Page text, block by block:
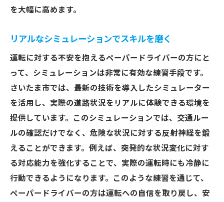
を大幅に高めます。
リアルなシミュレーションでスキルを磨く
運転に対する不安を抱えるペーパードライバーの方にと
って、シミュレーションは非常に有効な練習手段です。
さいたま市では、最新の技術を導入したシミュレーター
を活用し、実際の道路状況をリアルに体験できる環境を
提供しています。このシミュレーションでは、交通ルー
ルの確認だけでなく、危険な状況に対する反射神経を鍛
えることができます。例えば、突発的な状況変化に対す
る対応能力を強化することで、実際の運転時にも冷静に
行動できるようになります。このような練習を通じて、
ペーパードライバーの方は運転への自信を取り戻し、安